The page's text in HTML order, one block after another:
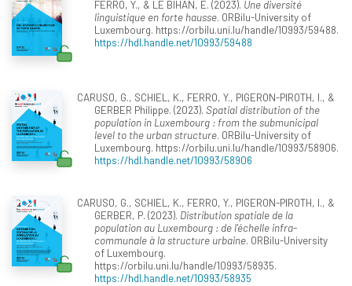
FERRO, Y., & LE BIHAN, E. (2023). Une diversité
linguistique en forte hausse. ORBilu-University of
Luxembourg. https://orbilu.uni.lu/handle/10993/59488.
https://hdl.handle.net/10993/59488
CARUSO, G., SCHIEL, K., FERRO, Y., PIGERON-PIROTH, I., &
GERBER Philippe. (2023). Spatial distribution of the
population in Luxembourg : from the submunicipal
level to the urban structure. ORBilu-University of
Luxembourg. https://orbilu.uni.lu/handle/10993/58906.
https://hdl.handle.net/10993/58906
CARUSO, G., SCHIEL, K., FERRO, Y., PIGERON-PIROTH, I., &
GERBER, P. (2023). Distribution spatiale de la
population au Luxembourg : de l'échelle infra-
communale à la structure urbaine. ORBilu-University
of Luxembourg.
https://orbilu.uni.lu/handle/10993/58935.
https://hdl.handle.net/10993/58935